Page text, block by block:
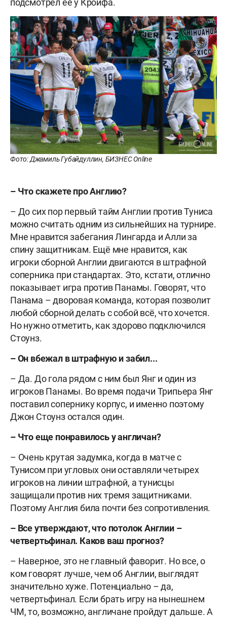
Фото: Джамиль Губайдуллин, БИЗНЕС Online
– Что скажете про Англию?
– До сих пор первый тайм Англии против Туниса
можно считать одним из сильнейших на турнире.
Мне нравится забегания Лингарда и Алли за
спину защитникам. Ещё мне нравится, как
игроки сборной Англии двигаются в штрафной
соперника при стандартах. Это, кстати, отлично
показывает игра против Панамы. Говорят, что
Панама – дворовая команда, которая позволит
любой сборной делать с собой всё, что хочется.
Но нужно отметить, как здорово подключился
Стоунз.
– Он вбежал в штрафную и забил...
– Да. До гола рядом с ним был Янг и один из
игроков Панамы. Во время подачи Трипьера Янг
поставил сопернику корпус, и именно поэтому
Джон Стоунз остался один.
– Что еще понравилось у англичан?
– Очень крутая задумка, когда в матче с
Тунисом при угловых они оставляли четырех
игроков на линии штрафной, а тунисцы
защищали против них тремя защитниками.
Поэтому Англия била почти без сопротивления.
– Все утверждают, что потолок Англии –
четвертьфинал. Каков ваш прогноз?
– Наверное, это не главный фаворит. Но все, о
ком говорят лучше, чем об Англии, выглядят
значительно хуже. Потенциально – да,
четвертьфинал. Если брать игру на нынешнем
ЧМ, то, возможно, англичане пройдут дальше. А